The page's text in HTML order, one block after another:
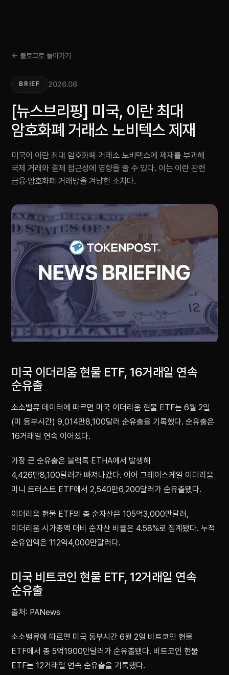
← 블로그로 돌아가기
BRIEF 2026.06
[뉴스브리핑] 미국, 이란 최대
암호화폐 거래소 노비텍스 제재
미국이 이란 최대 암호화폐 거래소 노비텍스에 제재를 부과해
국제 거래와 결제 접근성에 영향을 줄 수 있다. 이는 이란 관련
금융·암호화폐 거래망을 겨냥한 조치다.
미국 이더리움 현물 ETF, 16거래일 연속
순유출
소소밸류 데이터에 따르면 미국 이더리움 현물 ETF는 6월 2일
(미 동부시간) 9,014만8,100달러 순유출을 기록했다. 순유출은
16거래일 연속 이어졌다.
가장 큰 순유출은 블랙록 ETHA에서 발생해
4,426만8,100달러가 빠져나갔다. 이어 그레이스케일 이더리움
미니 트러스트 ETF에서 2,540만6,200달러가 순유출됐다.
이더리움 현물 ETF의 총 순자산은 105억3,000만달러,
이더리움 시가총액 대비 순자산 비율은 4.58%로 집계됐다. 누적
순유입액은 112억4,000만달러다.
미국 비트코인 현물 ETF, 12거래일 연속
순유출
출처: PANews
소소밸류에 따르면 미국 동부시간 6월 2일 비트코인 현물
ETF에서 총 5억1900만달러가 순유출됐다. 비트코인 현물
ETF는 12거래일 연속 순유출을 기록했다.